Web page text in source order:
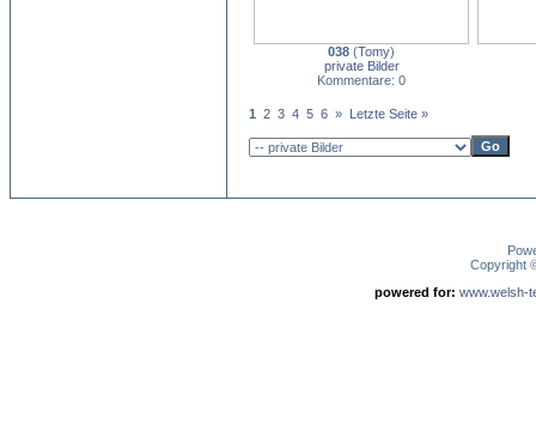
038 (Tomy)
private Bilder
Kommentare: 0
1 2 3 4 5 6 » Letzte Seite »
Copyright
powered for: www.welsh-